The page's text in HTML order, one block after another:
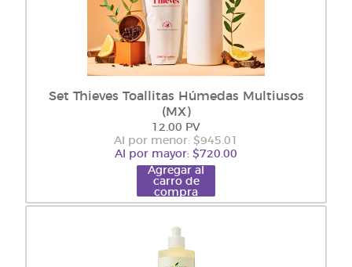
Set Thieves Toallitas Húmedas Multiusos
(MX)
12.00 PV
Al por menor: $945.01
Al por mayor: $720.00
Agregar al
carro de
compra